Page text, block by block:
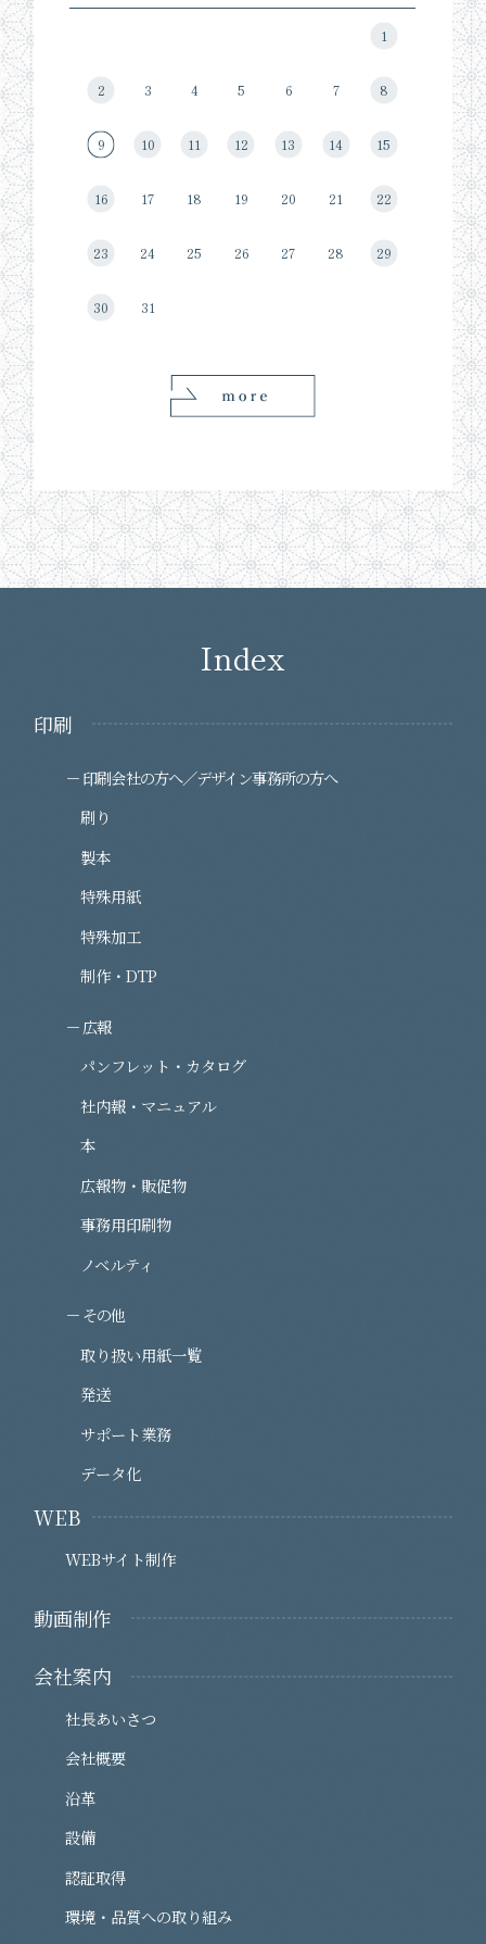
1
2 3 4 5 6 7 8
9 10 11 12 13 14 15
16 17 18 19 20 21 22
23 24 25 26 27 28 29
30 31
Index
印刷
印刷会社の方へ／デザイン事務所の方へ
刷り
製本
特殊用紙
特殊加工
制作・DTP
広報
パンフレット・カタログ
社内報・マニュアル
本
広報物・販促物
事務用印刷物
ノベルティ
その他
取り扱い用紙一覧
発送
サポート業務
データ化
WEB
WEBサイト制作
動画制作
会社案内
社長あいさつ
会社概要
沿革
設備
認証取得
環境・品質への取り組み